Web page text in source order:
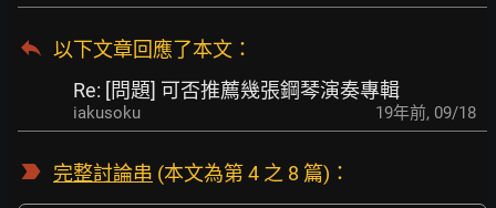
以下文章回應了本文 ：
Re: [問題] 可否推薦幾張鋼琴演奏專輯
iakusoku 19年前, 09/18
完整討論串 (本文為第 4 之 8 篇)：